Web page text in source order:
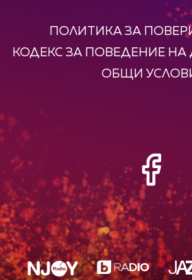
ПОЛИТИКА ЗА
КОДЕКС ЗА ПОВЕДЕНИЕ
ОБЩИ